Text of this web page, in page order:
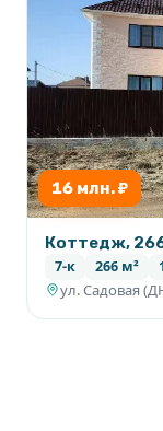
16 млн. ₽
Коттедж,
7-к 266 м²
ул. Садовая